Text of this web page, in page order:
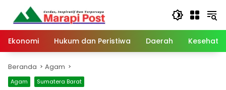
Langsung
konten
Ekonomi
Hukum dan Peristiwa Daerah
Beranda Agam
Agam Sumatera Barat